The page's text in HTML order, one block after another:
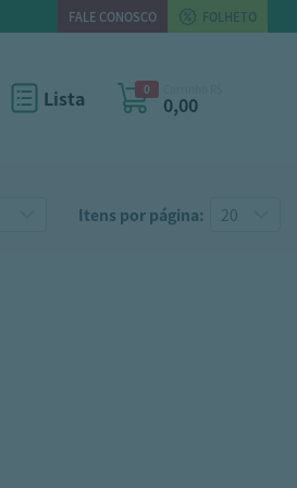
FALE CONOSCO FOLHETO
Lista 0
0,00
Itens por página: